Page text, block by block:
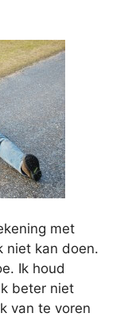
met
niet kan doen.
Ik houd
beter niet
van te voren